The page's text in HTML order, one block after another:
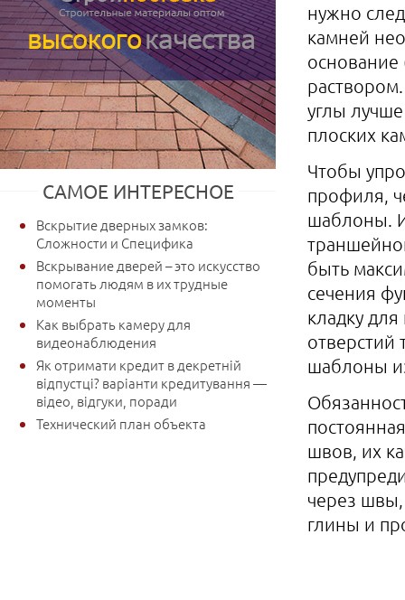
САМОЕ ИНТЕРЕСНОЕ
Вскрытие дверных замков:
Сложности и Специфика
Вскрывание дверей – это искусство
помогать людям в их трудные
моменты
Как выбрать камеру для
видеонаблюдения
Як отримати кредит в декретній
відпустці? варіанти кредитування —
відео, відгуки, поради
Технический план объекта
нужно
камней
основание
углы
плоских
Чтобы
профиля,
шаблоны.
быть
сечения
кладку
шаблоны
швов, их
через швы,
глины и